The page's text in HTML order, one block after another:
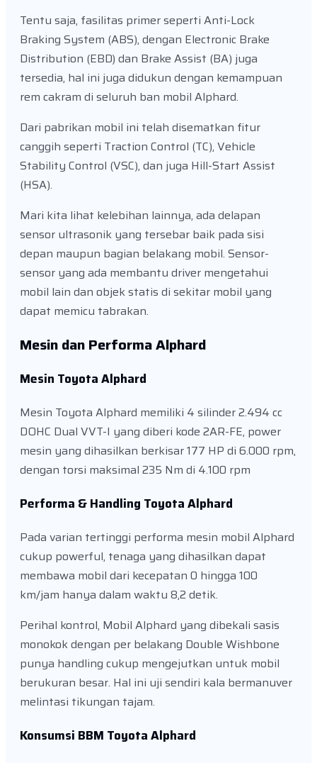
Tentu saja, fasilitas primer seperti Anti-Lock
Braking System (ABS), dengan Electronic Brake
Distribution (EBD) dan Brake Assist (BA) juga
tersedia, hal ini juga didukun dengan kemampuan
rem cakram di seluruh ban mobil Alphard.
Dari pabrikan mobil ini telah disematkan fitur
canggih seperti Traction Control (TC), Vehicle
Stability Control (VSC), dan juga Hill-Start Assist
(HSA).
Mari kita lihat kelebihan lainnya, ada delapan
sensor ultrasonik yang tersebar baik pada sisi
depan maupun bagian belakang mobil. Sensor-
sensor yang ada membantu driver mengetahui
mobil lain dan objek statis di sekitar mobil yang
dapat memicu tabrakan.
Mesin dan Performa Alphard
Mesin Toyota Alphard
Mesin Toyota Alphard memiliki 4 silinder 2.494 cc
DOHC Dual VVT-I yang diberi kode 2AR-FE, power
mesin yang dihasilkan berkisar 177 HP di 6.000 rpm,
dengan torsi maksimal 235 Nm di 4.100 rpm
Performa & Handling Toyota Alphard
Pada varian tertinggi performa mesin mobil Alphard
cukup powerful, tenaga yang dihasilkan dapat
membawa mobil dari kecepatan 0 hingga 100
km/jam hanya dalam waktu 8,2 detik.
Perihal kontrol, Mobil Alphard yang dibekali sasis
monokok dengan per belakang Double Wishbone
punya handling cukup mengejutkan untuk mobil
berukuran besar. Hal ini uji sendiri kala bermanuver
melintasi tikungan tajam.
Konsumsi BBM Toyota Alphard